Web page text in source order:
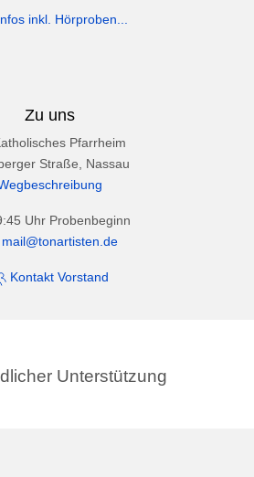
inkl. Hörproben...
Zu uns
Pfarrheim
Straße, Nassau
Uhr Probenbeginn
mail@tonartisten.de
Kontakt Vorstand
Unterstützung